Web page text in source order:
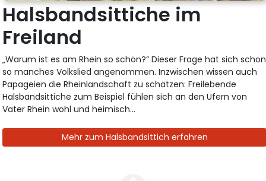
Halsbandsittiche im
Freiland
„Warum ist es am Rhein so schön?“ Dieser Frage hat sich schon
so manches Volkslied angenommen. Inzwischen wissen auch
Papageien die Rheinlandschaft zu schätzen: Freilebende
Halsbandsittiche zum Beispiel fühlen sich an den Ufern von
Vater Rhein wohl und heimisch...
Mehr zum Halsbandsittich erfahren